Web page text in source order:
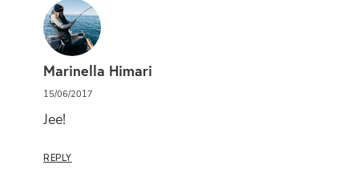
Marinella Himari
15/06/2017
Jee!
REPLY